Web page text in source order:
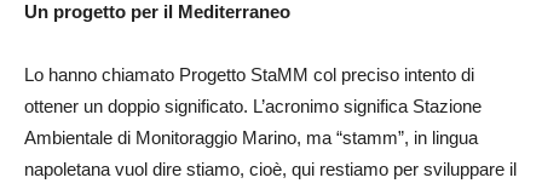
Un progetto per il Mediterraneo
Lo hanno chiamato Progetto StaMM col preciso intento di
ottener un doppio significato. L’acronimo significa Stazione
Ambientale di Monitoraggio Marino, ma “stamm”, in lingua
napoletana vuol dire stiamo, cioè, qui restiamo per sviluppare il